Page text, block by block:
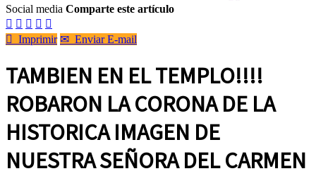
Social media Comparte este artículo
    
 Imprimir ✉ Enviar E-mail
TAMBIEN EN EL TEMPLO!!!!
ROBARON LA CORONA DE LA
HISTORICA IMAGEN DE
NUESTRA SEÑORA DEL CARMEN